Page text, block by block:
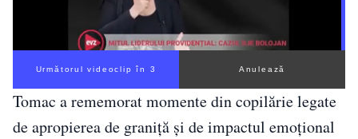
Următorul videoclip în 2 Anulează
Tomac a rememorat momente din copilărie legate
de apropierea de graniță și de impactul emoțional